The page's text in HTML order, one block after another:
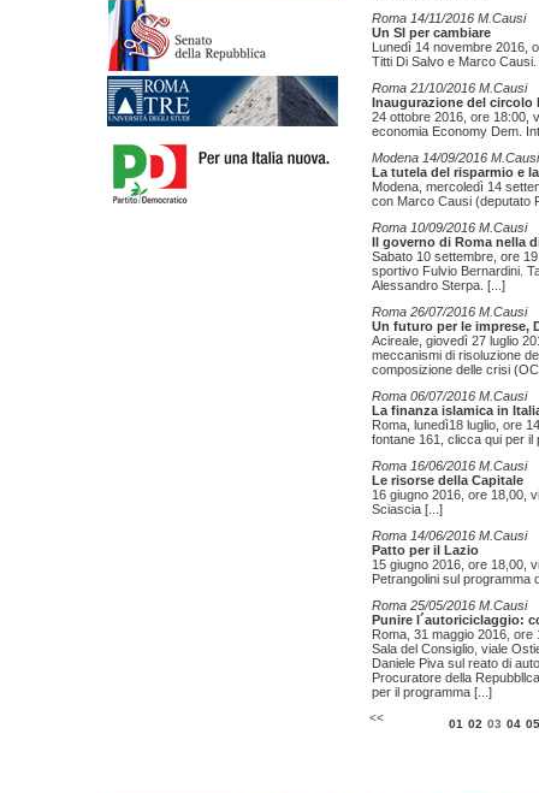
Roma 14/11/2016 M.Causi
Un SI per cambiare
Lunedì 14 novembre 2016,
Titti Di Salvo e Marco
Roma 21/10/2016 M.Causi
Inaugurazione del circolo
24 ottobre 2016, ore 18:00,
economia Economy Dem.
Modena 14/09/2016 M.Causi
La tutela del risparmio e
Modena, mercoledì 14
con Marco Causi (deputato
Roma 10/09/2016 M.Causi
Il governo di Roma nella
Sabato 10 settembre, ore
sportivo Fulvio Bernardini.
Alessandro Sterpa. [...]
Roma 26/07/2016 M.Causi
Un futuro per le imprese,
Acireale, giovedì 27 luglio
meccanismi di risoluzione
composizione delle crisi
Roma 06/07/2016 M.Causi
La finanza islamica in
Roma, lunedì18 luglio, ore
fontane 161, clicca qui per
Roma 16/06/2016 M.Causi
Le risorse della Capitale
16 giugno 2016, ore 18,00,
Sciascia [...]
Roma 14/06/2016 M.Causi
Patto per il Lazio
15 giugno 2016, ore 18,00,
Petrangolini sul programma
Roma 25/05/2016 M.Causi
Punire l´autoriciclaggio:
Roma, 31 maggio 2016,
Sala del Consiglio, viale
Daniele Piva sul reato di
Procuratore della
per il programma [...]
<< 01 02 03 04 05